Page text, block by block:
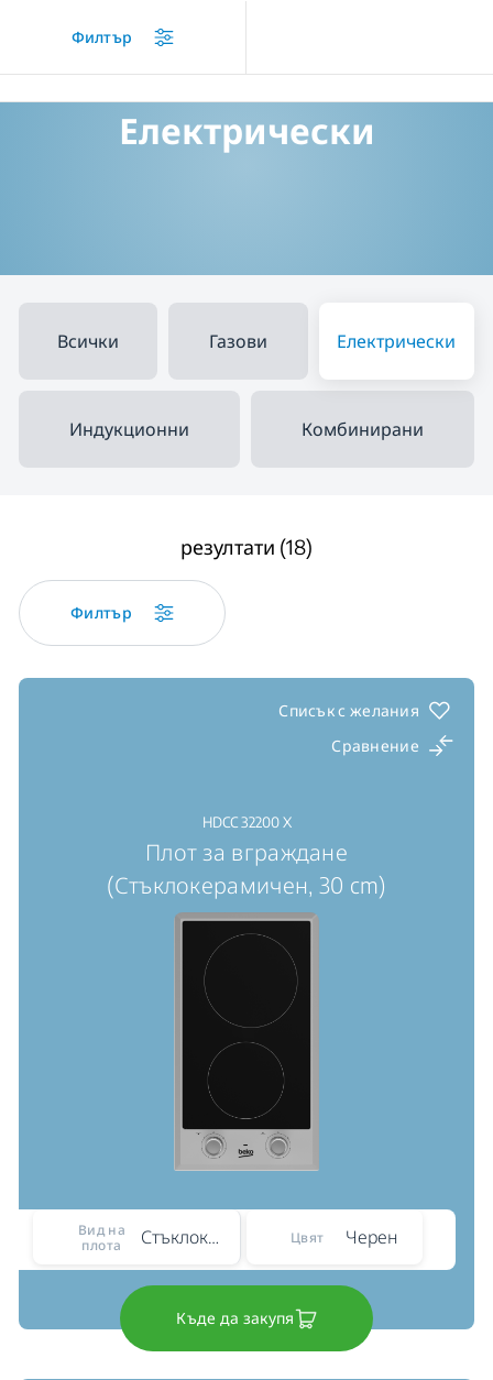
/
Електрически
Всички Газови Електрически
Индукционни Комбинирани
резултати (18)
Филтър
Списък с желания
Сравнение
HDCC 32200 X
Плот за вграждане
(Стъклокерамичен, 30 cm)
Вид на
плота
Стъклокерамичен Цвят Черен
Къде да закупя
Филтър